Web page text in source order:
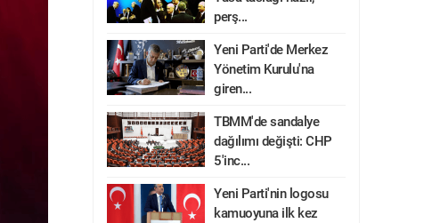
perş...
Yeni Parti'de Merkez
Yönetim Kurulu'na
giren...
TBMM'de sandalye
dağılımı değişti: CHP
5'inc...
Yeni Parti'nin logosu
kamuoyuna ilk kez